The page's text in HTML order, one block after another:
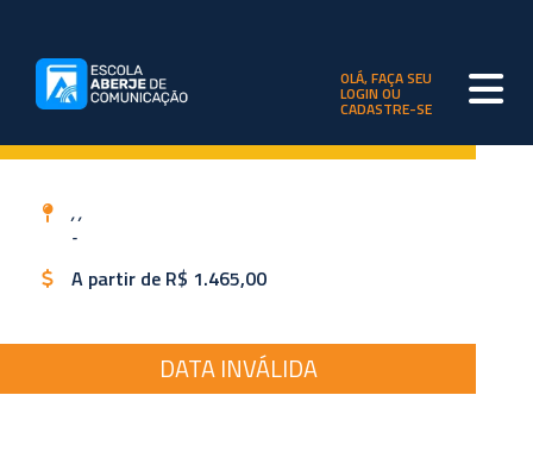
OLÁ, FAÇA SEU
LOGIN OU
CADASTRE-SE
, ,
-
A partir de R$ 1.465,00
DATA INVÁLIDA